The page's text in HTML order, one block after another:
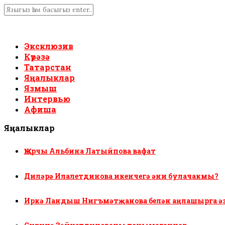
Эксклюзив
Күрәзә
Татарстан
Яңалыклар
Язмыш
Интервью
Афиша
Яңалыклар
Җырчы Альбина Латыйпова вафат
Диләрә Илалетдинова икенчегә әни булачакмы?
Иркә Ландыш Нигъмәтҗанова белән аңлашырга